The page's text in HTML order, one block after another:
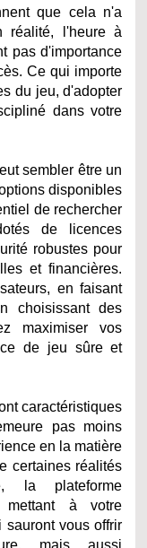
que cela n'a
réalité, l'heure à
pas d'importance
Ce qui importe
du jeu, d'adopter
dans votre
sembler être un
disponibles
de rechercher
de licences
robustes pour
et financières.
en faisant
choisissant des
maximiser vos
de jeu sûre et
caractéristiques
pas moins
en la matière
certaines réalités
la plateforme
à votre
vous offrir
mais aussi